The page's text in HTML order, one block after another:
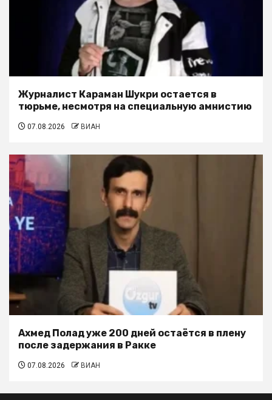
Журналист Караман Шукри остается в
тюрьме, несмотря на специальную амнистию
07.08.2026 ВИАН
Ахмед Полад уже 200 дней остаётся в плену
после задержания в Ракке
07.08.2026 ВИАН